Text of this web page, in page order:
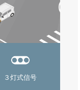
３灯式信号